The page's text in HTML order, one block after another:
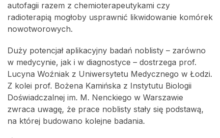
autofagii razem z chemioterapeutykami czy
radioterapią mogłoby usprawnić likwidowanie komórek
nowotworowych.
Duży potencjał aplikacyjny badań noblisty – zarówno
w medycynie, jak i w diagnostyce – dostrzega prof.
Lucyna Woźniak z Uniwersytetu Medycznego w Łodzi.
Z kolei prof. Bożena Kamińska z Instytutu Biologii
Doświadczalnej im. M. Nenckiego w Warszawie
zwraca uwagę, że prace noblisty stały się podstawą,
na której budowano kolejne badania.